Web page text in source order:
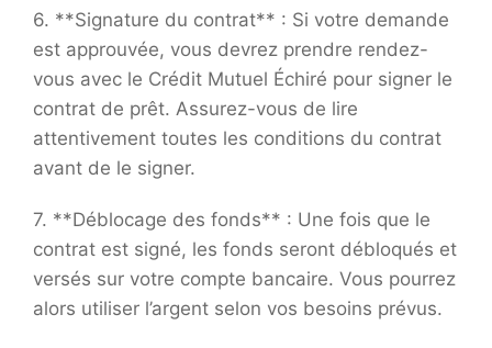
6. **Signature du contrat** : Si votre demande
est approuvée, vous devrez prendre rendez-
vous avec le Crédit Mutuel Échiré pour signer le
contrat de prêt. Assurez-vous de lire
attentivement toutes les conditions du contrat
avant de le signer.
7. **Déblocage des fonds** : Une fois que le
contrat est signé, les fonds seront débloqués et
versés sur votre compte bancaire. Vous pourrez
alors utiliser l’argent selon vos besoins prévus.